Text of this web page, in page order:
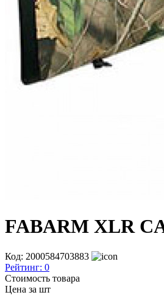
FABARM XLR
Код: 2000584703883
Рейтинг: 0
Стоимость товара
Цена за шт